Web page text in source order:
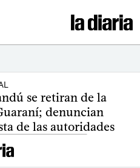
se retiran de la
denuncian
de las autoridades